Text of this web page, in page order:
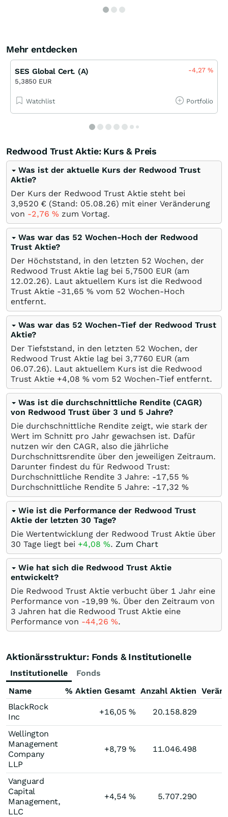
Mehr entdecken
SES Global Cert. (A)
5,3850 EUR
-4,27%
Watchlist Portfolio
Redwood Trust Aktie: Kurs & Preis
Was ist der aktuelle Kurs der Redwood Trust
Aktie?
Der Kurs der Redwood Trust Aktie steht bei
3,9520 € (Stand: 05.08.26) mit einer Veränderung
von -2,76 % zum Vortag.
Was war das 52 Wochen-Hoch der Redwood
Trust Aktie?
Der Höchststand, in den letzten 52 Wochen, der
Redwood Trust Aktie lag bei 5,7500 EUR (am
12.02.26). Laut aktuellem Kurs ist die Redwood
Trust Aktie -31,65 % vom 52 Wochen-Hoch
entfernt.
Was war das 52 Wochen-Tief der Redwood Trust
Aktie?
Der Tiefststand, in den letzten 52 Wochen, der
Redwood Trust Aktie lag bei 3,7760 EUR (am
06.07.26). Laut aktuellem Kurs ist die Redwood
Trust Aktie +4,08 % vom 52 Wochen-Tief entfernt.
Was ist die durchschnittliche Rendite (CAGR)
von Redwood Trust über 3 und 5 Jahre?
Die durchschnittliche Rendite zeigt, wie stark der
Wert im Schnitt pro Jahr gewachsen ist. Dafür
nutzen wir den CAGR, also die jährliche
Durchschnittsrendite über den jeweiligen Zeitraum.
Darunter findest du für Redwood Trust:
Durchschnittliche Rendite 3 Jahre: -17,55 %
Durchschnittliche Rendite 5 Jahre: -17,32 %
Wie ist die Performance der Redwood Trust
Aktie der letzten 30 Tage?
Die Wertentwicklung der Redwood Trust Aktie über
30 Tage liegt bei +4,08 %. Zum Chart
Wie hat sich die Redwood Trust Aktie
entwickelt?
Die Redwood Trust Aktie verbucht über 1 Jahr eine
Performance von -19,99 %. Über den Zeitraum von
3 Jahren hat die Redwood Trust Aktie eine
Performance von -44,26 %.
Aktionärsstruktur: Fonds & Institutionelle
Institutionelle
Fonds
Name
% Aktien Gesamt Anzahl Aktien
BlackRock
Inc
+16,05% 20.158.829
Wellington
Management
Company
LLP
+8,79% 11.046.498
Vanguard
Capital
Management,
LLC
+4,54% 5.707.290